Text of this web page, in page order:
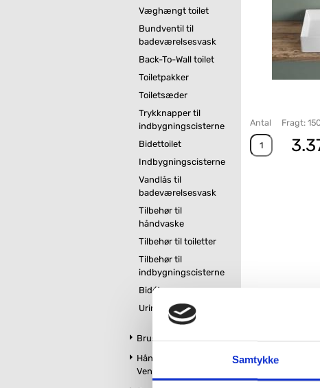
Samtykke
Væghængt toilet
Bundventil til
badeværelsesvask
Back-To-Wall toilet
Toiletpakker
Toiletsæder
Trykknapper til
indbygningscisterne
Bidettoilet
Indbygningscisterne
Vandlås til
badeværelsesvask
Tilbehør til
håndvaske
Tilbehør til toiletter
Tilbehør til
indbygningscisterne
Bidét
Urinaler
Brus
Håndklædetørrer og
Ventilatorer
Antal Fragt: